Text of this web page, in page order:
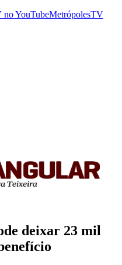
noYouTubeMetrópolesTV
deixar 23 mil